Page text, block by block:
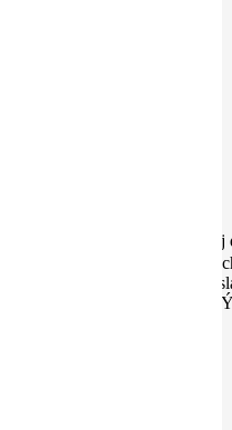
mimo štand. pracovnej
idete na výstavu alebo
expresnú výrobu s
. Príplatok za EXPRESNÚ
cez víkendy.